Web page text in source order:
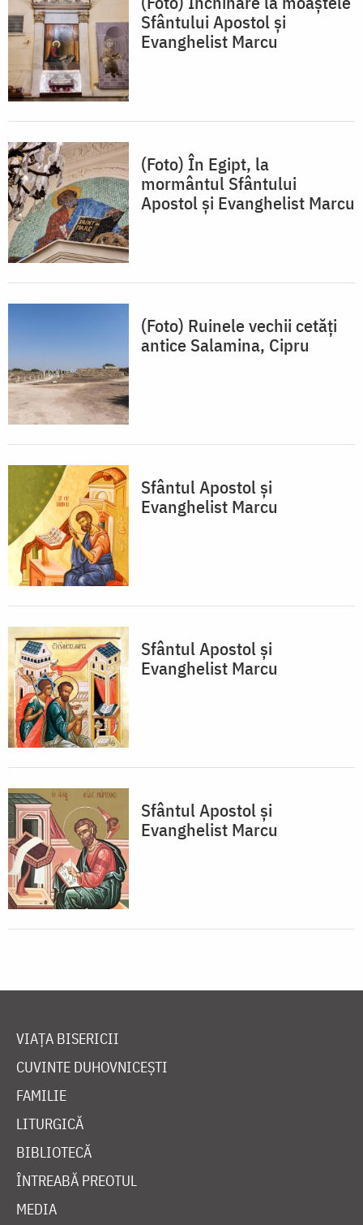
Sfântului Apostol și
Evanghelist Marcu
(Foto) În Egipt, la
mormântul Sfântului
Apostol și Evanghelist Marcu
(Foto) Ruinele vechii cetăți
antice Salamina, Cipru
Sfântul Apostol și
Evanghelist Marcu
Sfântul Apostol și
Evanghelist Marcu
Sfântul Apostol și
Evanghelist Marcu
VIAȚA BISERICII
CUVINTE DUHOVNICEȘTI
FAMILIE
LITURGICĂ
BIBLIOTECĂ
ÎNTREABĂ PREOTUL
MEDIA